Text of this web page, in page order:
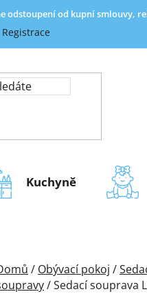
odstoupení od kupní smlouvy,
Registrace
Kuchyně
/ Obývací pokoj /
/Sedací souprava